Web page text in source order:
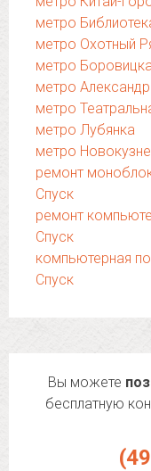
метро
метро Охотный
метро
метро
метро
метро Лубянка
метро
ремонт
Спуск
ремонт
Спуск
компьютерная
Спуск
Вы можете
бесплатную